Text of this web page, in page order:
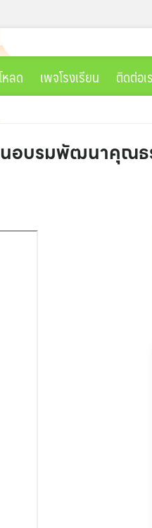
หลด เพจโรงเรียน ติดต่อเ
อบรมพัฒนาคุณธ